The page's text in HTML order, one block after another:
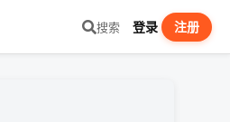
搜索 登录 注册